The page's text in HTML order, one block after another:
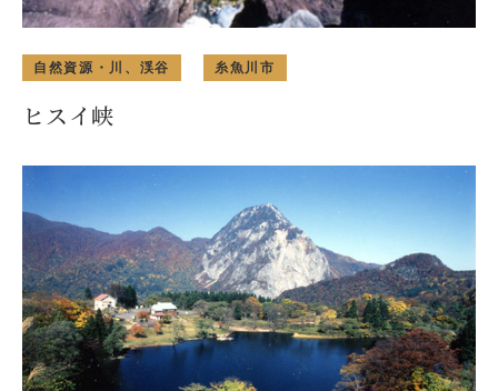
自然資源・川、渓谷 糸魚川市
ヒスイ峡